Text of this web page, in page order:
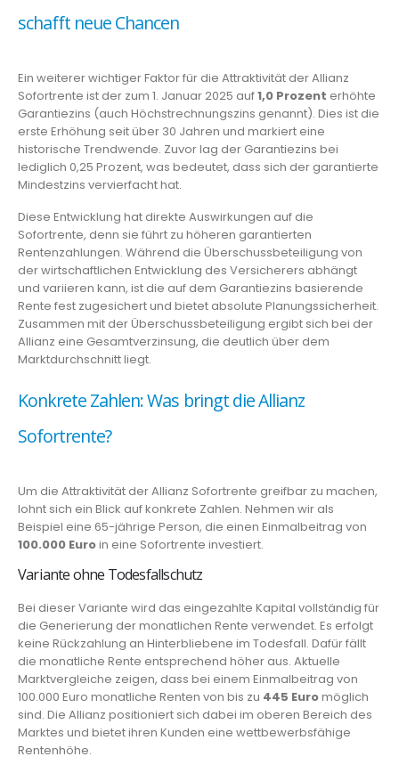
schafft neue Chancen
Ein weiterer wichtiger Faktor für die Attraktivität der Allianz
Sofortrente ist der zum 1. Januar 2025 auf1,0 Prozent erhöhte
Garantiezins (auch Höchstrechnungszins genannt). Dies ist die
erste Erhöhung seit über 30 Jahren und markiert eine
historische Trendwende. Zuvor lag der Garantiezins bei
lediglich 0,25 Prozent, was bedeutet, dass sich der garantierte
Mindestzins vervierfacht hat.
Diese Entwicklung hat direkte Auswirkungen auf die
Sofortrente, denn sie führt zu höheren garantierten
Rentenzahlungen. Während die Überschussbeteiligung von
der wirtschaftlichen Entwicklung des Versicherers abhängt
und variieren kann, ist die auf dem Garantiezins basierende
Rente fest zugesichert und bietet absolute Planungssicherheit.
Zusammen mit der Überschussbeteiligung ergibt sich bei der
Allianz eine Gesamtverzinsung, die deutlich über dem
Marktdurchschnitt liegt.
Konkrete Zahlen: Was bringt die Allianz
Sofortrente?
Um die Attraktivität der Allianz Sofortrente greifbar zu machen,
lohnt sich ein Blick auf konkrete Zahlen. Nehmen wir als
Beispiel eine 65-jährige Person, die einen Einmalbeitrag von
100.000 Euroin eine Sofortrente investiert.
Variante ohne Todesfallschutz
Bei dieser Variante wird das eingezahlte Kapital vollständig für
die Generierung der monatlichen Rente verwendet. Es erfolgt
keine Rückzahlung an Hinterbliebene im Todesfall. Dafür fällt
die monatliche Rente entsprechend höher aus. Aktuelle
Marktvergleiche zeigen, dass bei einem Einmalbeitrag von
100.000 Euro monatliche Renten von bis zu 445 Euromöglich
sind. Die Allianz positioniert sich dabei im oberen Bereich des
Marktes und bietet ihren Kunden eine wettbewerbsfähige
Rentenhöhe.